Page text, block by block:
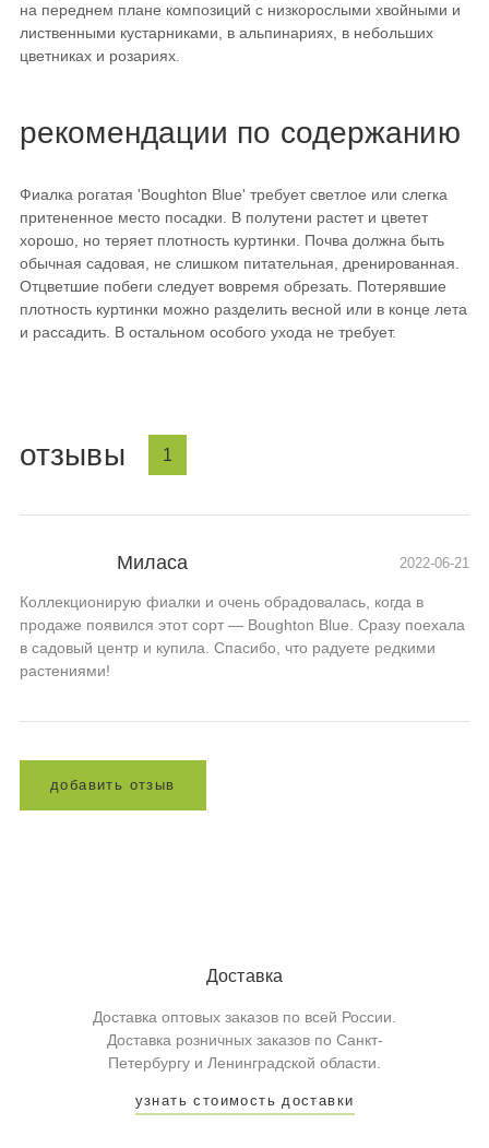
на переднем плане композиций с низкорослыми хвойными и
лиственными кустарниками, в альпинариях, в небольших
цветниках и розариях.
рекомендации по содержанию
Фиалка рогатая 'Boughton Blue' требует светлое или слегка
притененное место посадки. В полутени растет и цветет
хорошо, но теряет плотность куртинки. Почва должна быть
обычная садовая, не слишком питательная, дренированная.
Отцветшие побеги следует вовремя обрезать. Потерявшие
плотность куртинки можно разделить весной или в конце лета
и рассадить. В остальном особого ухода не требует.
отзывы 1
Миласа 2022-06-21
Коллекционирую фиалки и очень обрадовалась, когда в
продаже появился этот сорт — Boughton Blue. Сразу поехала
в садовый центр и купила. Спасибо, что радуете редкими
растениями!
доба вит ь отз ыв
Доставка
Доставка оптовых заказов по всей России.
Доставка розничных заказов по Санкт-
Петербургу и Ленинградской области.
узнать стоимость доставки